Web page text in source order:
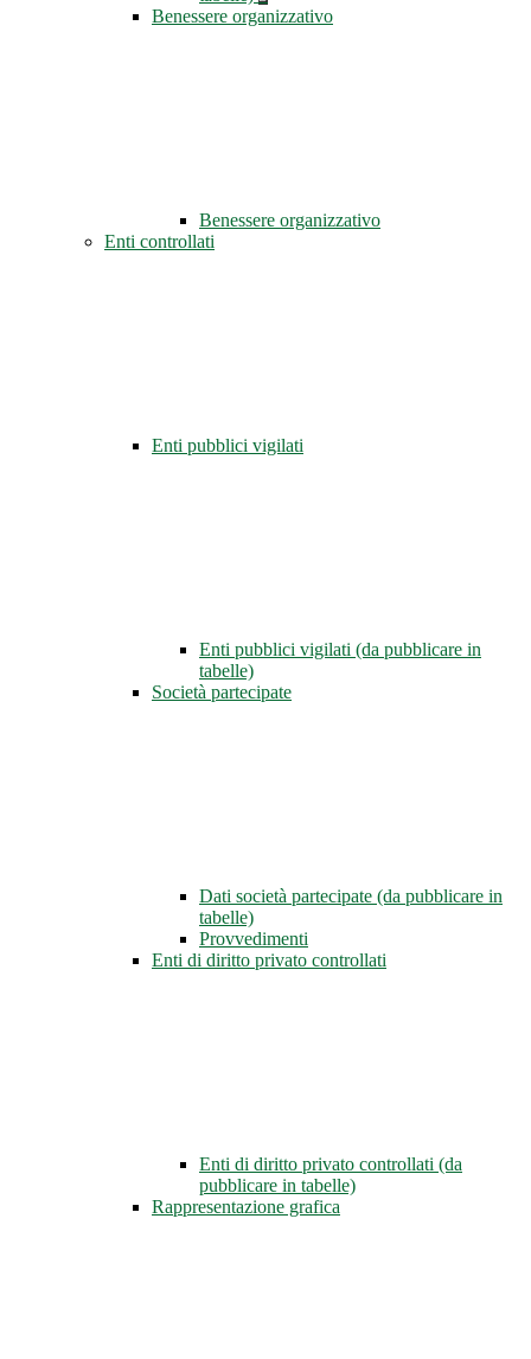
Benessere organizzativo
Benessere organizzativo
Enti controllati
Enti pubblici vigilati
Enti pubblici vigilati (da pubblicare in
tabelle)
Società partecipate
Dati società partecipate (da pubblicare in
tabelle)
Provvedimenti
Enti di diritto privato controllati
Enti di diritto privato controllati (da
pubblicare in tabelle)
Rappresentazione grafica